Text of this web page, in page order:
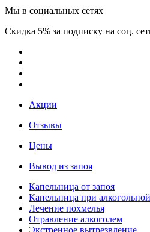
Мы в социальных сетях
Скидка 5% за подписку на соц.
Акции
Отзывы
Цены
Вывод из запоя
Капельница от запоя
Капельница при
Лечение похмелья
Отравление алкоголем
Экстренное вытрезвление